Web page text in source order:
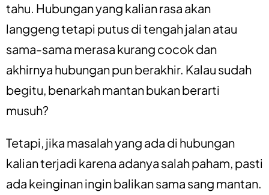
tahu. Hubungan yang kalian rasa akan
langgeng tetapi putus di tengah jalan atau
sama-sama merasa kurang cocok dan
akhirnya hubungan pun berakhir. Kalau sudah
begitu, benarkah mantan bukan berarti
musuh?
Tetapi, jika masalah yang ada di hubungan
kalian terjadi karena adanya salah paham, pasti
ada keinginan ingin balikan sama sang mantan.